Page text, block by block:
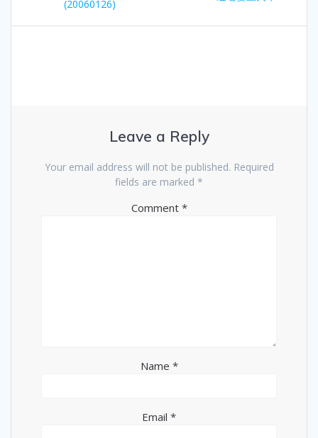
navigation
post:
(20060126)
Leave a Reply
Your email address will not be published. Required
fields are marked *
Comment *
Name *
Email *